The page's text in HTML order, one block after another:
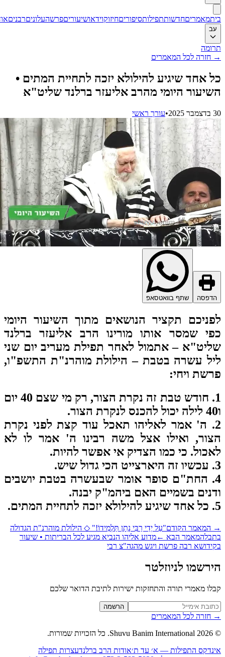
מאמריםחדשותתפילותסיפוריםחיזוקוידאושיעוריםפרשהעלוניםרבניםאודות
חזרה לכל המאמרים
אחד שיגיע להילולא יזכה לתחיית המתים •
היומי מהרב אליעזר ברלנד שליט"א
•עורך ראשי
שתף בוואטסאפ
תקציר הנושאים מתוך השיעור היומי
שמסר אותו מורינו הרב אליעזר ברלנד
– אתמול לאחר תפילת מעריב יום שני
עשרה בטבת – הילולת מוהרנ"ת התשפ"ו,
ויחי:
1. חודש טבת זה נקרת הצור, רק מי שצם 40 יום
2. ה' אמר לאליהו תאכל עוד קצת לפני נקרת
ואילו אצל משה רבינו ה' אמר לו לא
כי כמו הצדיק אי אפשר להיות.
4. החת"ם סופר אומר שבעשרה בטבת יושבים
בשמיים האם ביהמ"ק יבנה.
המאמר הקודם"עַל יְדֵי רַבִּי נָתָן תַּלְמִידוֹ!" ◇ הילולת מוהרנ"ת הגדולה
המאמר הבא ← מדוע אליהו הנביא מגיע לכל הבריתות • שיעור
רבה פרשת ויגש מהגה"צ רבי
לניוזלטר
מאמרי תורה והתחזקות ישירות לתיבת הדואר שלכם
Website (leave הרשמה
חזרה לכל המאמרים
2026
Shuvu Banim International.
כל הזכויות שמורות.
התפילות — א׳ עד ת׳אודות הרב ברלנדעצרות תפילה